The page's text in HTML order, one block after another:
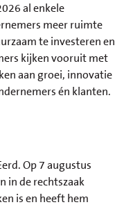
al enkele
meer ruimte
te investeren en
kijken vooruit met
aan groei, innovatie
én klanten.
Op 7 augustus
in de rechtszaak
is en heeft hem